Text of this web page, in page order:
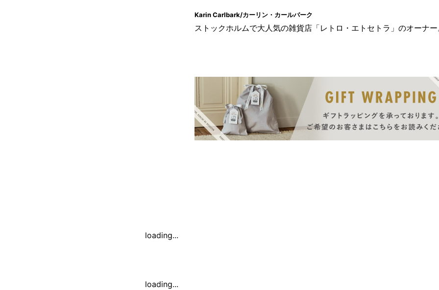
Karin Carlbark/カーリン・カールバーク
ストックホルムで大人気の雑貨店「レトロ・エトセトラ」のオーナー
loading...
loading...